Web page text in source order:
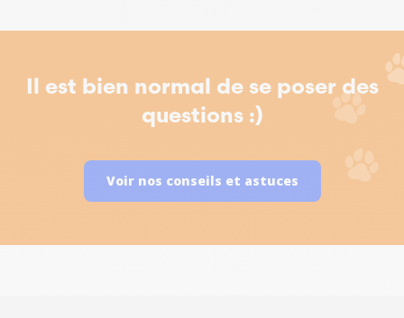
Il est bien normal de se poser des
questions :)
Voir nos conseils et astuces